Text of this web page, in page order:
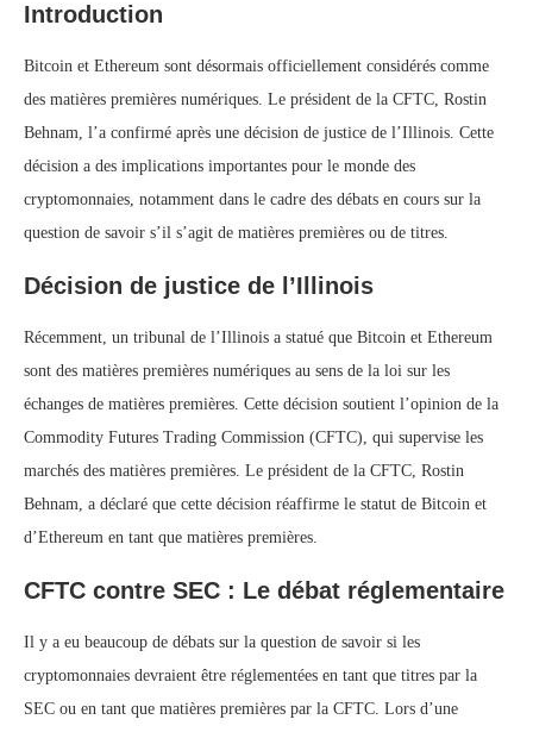
Introduction
Bitcoin et Ethereum sont désormais officiellement considérés comme
des matières premières numériques. Le président de la CFTC, Rostin
Behnam, l’a confirmé après une décision de justice de l’Illinois. Cette
décision a des implications importantes pour le monde des
cryptomonnaies, notamment dans le cadre des débats en cours sur la
question de savoir s’il s’agit de matières premières ou de titres.
Décision de justice de l’Illinois
Récemment, un tribunal de l’Illinois a statué que Bitcoin et Ethereum
sont des matières premières numériques au sens de la loi sur les
échanges de matières premières. Cette décision soutient l’opinion de la
Commodity Futures Trading Commission (CFTC), qui supervise les
marchés des matières premières. Le président de la CFTC, Rostin
Behnam, a déclaré que cette décision réaffirme le statut de Bitcoin et
d’Ethereum en tant que matières premières.
CFTC contre SEC : Le débat réglementaire
Il y a eu beaucoup de débats sur la question de savoir si les
cryptomonnaies devraient être réglementées en tant que titres par la
SEC ou en tant que matières premières par la CFTC. Lors d’une